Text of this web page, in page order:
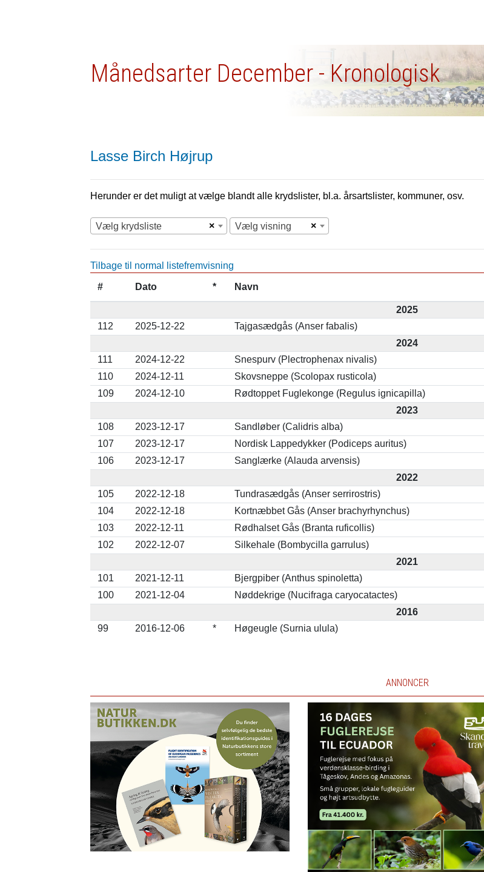
Månedsarter December - Kronologisk
Lasse Birch Højrup
Herunder er det muligt at vælge blandt alle krydslister, bl.a. årsartslister, kommuner, osv.
×
Vælg krydsliste ×
Vælg visning
Tilbage til normal listefremvisning
# Dato * Navn
2025
112
2025-12-22 Tajgasædgås (Anser fabalis)
2024
111
2024-12-22 Snespurv (Plectrophenax nivalis)
110
2024-12-11 Skovsneppe (Scolopax rusticola)
109
2024-12-10 Rødtoppet Fuglekonge (Regulus ignicapilla)
2023
108
2023-12-17 Sandløber (Calidris alba)
107
2023-12-17 Nordisk Lappedykker (Podiceps auritus)
106
2023-12-17 Sanglærke (Alauda arvensis)
2022
105
2022-12-18 Tundrasædgås (Anser serrirostris)
104
2022-12-18 Kortnæbbet Gås (Anser brachyrhynchus)
103
2022-12-11 Rødhalset Gås (Branta ruficollis)
102
2022-12-07 Silkehale (Bombycilla garrulus)
2021
101
2021-12-11 Bjergpiber (Anthus spinoletta)
100
2021-12-04 Nøddekrige (Nucifraga caryocatactes)
2016
99
2016-12-06 * Høgeugle (Surnia ulula)
ANNONCER